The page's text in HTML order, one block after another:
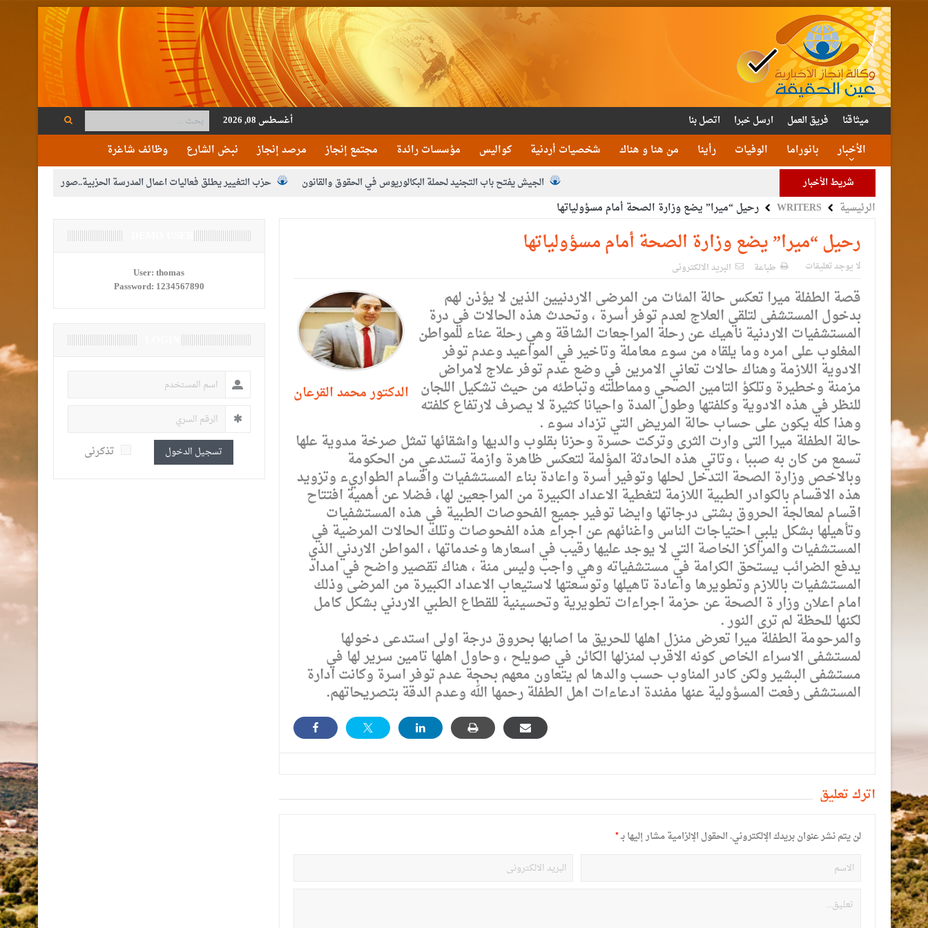
أغسطس 08, 2026 ميثاقنا فريق العمل ارسل خبرا اتصل بنا
الأخبار بانوراما الوفيات رأينا من هنا و هناك شخصيات أردنية كواليس مؤسسات رائدة مجتمع إنجاز مرصد إنجاز نبض الشارع وظائف شاغرة
شريط الأخبار حزب التغيير يطلق فعاليات اعمال المدرسة الحزبية..صور
الجيش يفتح باب التجنيد لحملة البكالوريوس في الحقوق والقانون
الأمن يتلف 16 مليون حبة كبتاجون و1480 كغم مواد مخدرة
النواب يقر مشروع تعديل قانون الملكية العقارية
القاضي يلتقي رؤساء تحرير الصحف اليومية ويؤكد حرص مجلس النواب على شراكة فاعلة مع الإعلام
الملك يتلقى اتصالا هاتفيا من العاهل البحريني
القاضي محمود أحمد فريحات.. مبارك ومزيدا من التوفيق
الرئيسية WRITERS رحيل “ميرا” يضع وزارة الصحة أمام مسؤولياتها
رحيل “ميرا” يضع وزارة الصحة أمام مسؤولياتها
لا يوجد تعليقات طباعة البريد الالكترونى
الدكتور محمد القرعان
قصة الطفلة ميرا تعكس حالة المئات من المرضى الاردنيين الذين لا يؤذن لهم
بدخول المستشفى لتلقي العلاج لعدم توفر أسرة ، وتحدث هذه الحالات في درة
المستشفيات الاردنية ناهيك عن رحلة المراجعات الشاقة وهي رحلة عناء للمواطن
المغلوب على امره وما يلقاه من سوء معاملة وتاخير في المواعيد وعدم توفر
الادوية اللازمة وهناك حالات تعاني الامرين في وضع عدم توفر علاج لامراض
مزمنة وخطيرة وتلكؤ التامين الصحي ومماطلته وتباطئه من حيث تشكيل اللجان
للنظر في هذه الادوية وكلفتها وطول المدة واحيانا كثيرة لا يصرف لارتفاع كلفته
وهذا كله يكون على حساب حالة المريض التي تزداد سوء .
حالة الطفلة ميرا التى وارت الثرى وتركت حسرة وحزنا بقلوب والديها واشقائها تمثل صرخة مدوية علها
تسمع من كان به صببا ، وتاتي هذه الحادثة المؤلمة لتعكس ظاهرة وازمة تستدعي من الحكومة
وبالاخص وزارة الصحة التدخل لحلها وتوفير أسرة واعادة بناء المستشفيات واقسام الطواريء وتزويد
هذه الاقسام بالكوادر الطبية اللازمة لتغطية الاعداد الكبيرة من المراجعين لها، فضلا عن أهمية افتتاح
اقسام لمعالجة الحروق بشتى درجاتها وايضا توفير جميع الفحوصات الطبية في هذه المستشفيات
وتأهيلها بشكل يلبي احتياجات الناس واغنائهم عن اجراء هذه الفحوصات وتلك الحالات المرضية في
المستشفيات والمراكز الخاصة التي لا يوجد عليها رقيب في اسعارها وخدماتها ، المواطن الاردني الذي
يدفع الضرائب يستحق الكرامة في مستشفياته وهي واجب وليس منة ، هناك تقصير واضح في امداد
المستشفيات باللازم وتطويرها واعادة تاهيلها وتوسعتها لاستيعاب الاعداد الكبيرة من المرضى وذلك
امام اعلان وزار ة الصحة عن حزمة اجراءات تطويرية وتحسينية للقطاع الطبي الاردني بشكل كامل
لكنها للحظة لم ترى النور .
والمرحومة الطفلة ميرا تعرض منزل اهلها للحريق ما اصابها بحروق درجة اولى استدعى دخولها
لمستشفى الاسراء الخاص كونه الاقرب لمنزلها الكائن في صويلح ، وحاول اهلها تامين سرير لها في
مستشفى البشير ولكن كادر المناوب حسب والدها لم يتعاون معهم بحجة عدم توفر اسرة وكانت ادارة
المستشفى رفعت المسؤولية عنها مفندة ادعاءات اهل الطفلة رحمها الله وعدم الدقة بتصريحاتهم.
أترك تعليق
لن يتم نشر عنوان بريدك الإلكتروني.الحقول الإلزامية مشار إليها بـ*
User:thomas
Password: 1234567890
تسجيل الدخول تذكرنى